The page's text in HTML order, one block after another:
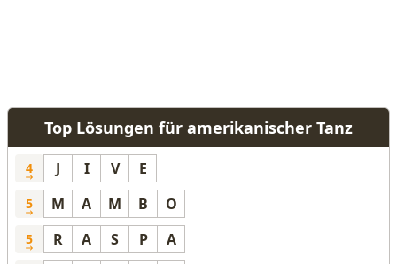
Top Lösungen für amerikanischer Tanz
4 J I V E
5 M A M B O
5 R A S P A